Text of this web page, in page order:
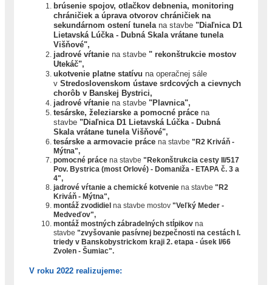
brúsenie spojov, otlačkov debnenia, monitoring
chráničiek a úprava otvorov chráničiek na
sekundárnom ostení tunela na stavbe "Diaľnica D1
Lietavská Lúčka - Dubná Skala vrátane tunela
Višňové",
jadrové vŕtanie na stavbe " rekonštrukcie mostov
Utekáč",
ukotvenie platne statívu na operačnej sále
v Stredoslovenskom ústave srdcových a cievnych
chorôb v Banskej Bystrici,
jadrové vŕtanie na stavbe "Plavnica",
tesárske, železiarske a pomocné práce na
stavbe "Diaľnica D1 Lietavská Lúčka - Dubná
Skala vrátane tunela Višňové",
tesárske a armovacie práce na stavbe "R2 Kriváň -
Mýtna",
pomocné práce na stavbe "Rekonštrukcia cesty II/517
Pov. Bystrica (most Orlové) - Domaniža - ETAPA č. 3 a
4",
jadrové vŕtanie a chemické kotvenie na stavbe "R2
Kriváň - Mýtna",
montáž zvodidiel na stavbe mostov "Veľký Meder -
Medveďov",
montáž mostných zábradelných stĺpikov na
stavbe "zvyšovanie pasívnej bezpečnosti na cestách I.
triedy v Banskobystrickom kraji 2. etapa - úsek I/66
Zvolen - Šumiac".
V roku 2022 realizujeme: